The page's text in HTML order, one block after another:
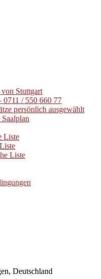
Stuttgart
0711 / 550 660 77
persönlich ausgewählt
Liste
Liste
Deutschland